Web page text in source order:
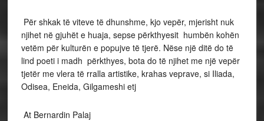
Për shkak të viteve të dhunshme, kjo vepër, mjerisht nuk
njihet në gjuhët e huaja, sepse përkthyesit humbën kohën
vetëm për kulturën e popujve të tjerë. Nëse një ditë do të
lind poeti i madh përkthyes, bota do të njihet me një vepër
tjetër me vlera të rralla artistike, krahas veprave, si Iliada,
Odisea, Eneida, Gilgameshi etj
At Bernardin Palaj